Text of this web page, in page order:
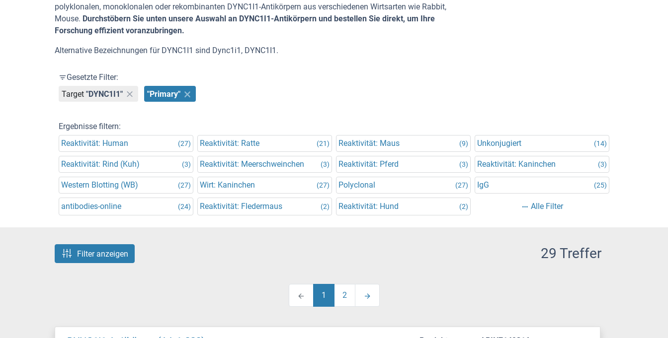
polyklonalen, monoklonalen oder rekombinanten DYNC1I1-Antikörpern aus verschiedenen Wirtsarten wie Rabbit,
Mouse. Durchstöbern Sie unten unsere Auswahl an DYNC1I1-Antikörpern und bestellen Sie direkt, um Ihre
Forschung effizient voranzubringen.
Alternative Bezeichnungen für DYNC1I1 sind Dync1i1, DYNC1I1.
Gesetzte Filter:
Target "DYNC1I1" "Primary"
Ergebnisse filtern:
Reaktivität: Human
(27) Reaktivität: Ratte (21) Reaktivität: Maus (9) Unkonjugiert (14)
Reaktivität: Rind (Kuh) (3) Reaktivität: Meerschweinchen (3) Reaktivität: Pferd (3) Reaktivität: Kaninchen (3)
Western Blotting (WB) (27) Wirt: Kaninchen (27) Polyclonal (27) IgG (25)
antibodies-online (24) Reaktivität: Fledermaus (2) Reaktivität: Hund (2) Alle Filter
Filter anzeigen 29 Treffer
1 2